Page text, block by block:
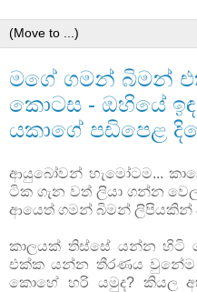
මගේ ගමන් බිමන්
කොටස - ඔහියේ
යකාගේ පඩිපෙළ
ආයුබෝවන් හැමෝටම...
ටික ගැන වත් ලියා ගන්න
ආයෙත් ගමන් බිමන් ලිපියකින්
කාලයක් තිස්සේ යන්න හිටි
එක්ක යන්න තීරණය වුනේම
කොහේ හරි යමුද? කියල